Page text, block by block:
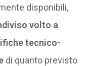
disponibili,
volto a
tecnico-
di quanto previsto